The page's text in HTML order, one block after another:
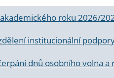
roku 2026/
institucionální
dnů osobního volna